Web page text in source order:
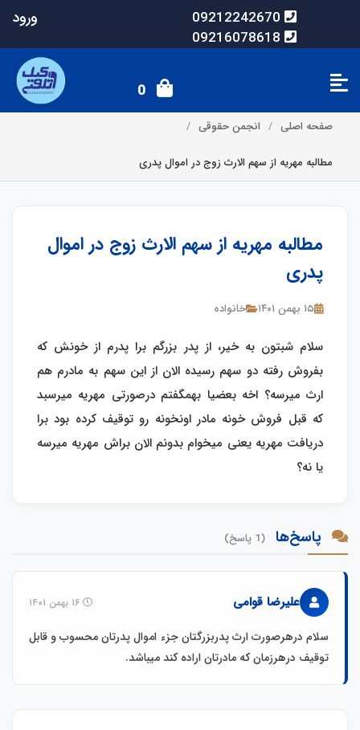
09212242670
09216078618
ورود
0
صفحه اصلی انجمن حقوقی
مطالبه مهریه از سهم الارث زوج در اموال پدری
مطالبه مهریه از سهم الارث زوج در اموال
پدری
۱۵ بهمن ۱۴۰۱ خانواده
سلام شبتون به خیر، از پدر بزرگم برا پدرم از خونش که
بفروش رفته دو سهم رسیده الان از این سهم به مادرم هم
ارث میرسه؟ اخه بعضیا بهمگفتم درصورتی مهریه میرسبد
که قبل فروش خونه مادر اونخونه رو توقیف کرده بود برا
دریافت مهریه یعنی میخوام بدونم الان براش مهریه میرسه
یا نه؟
پاسخ‌ها (1 پاسخ)
علیرضا قوامی
سلام درهرصورت ارث پدربزرگتان جزء اموال پدرتان محسوب و قابل
توقیف درهرزمان که مادرتان اراده کند میباشد.